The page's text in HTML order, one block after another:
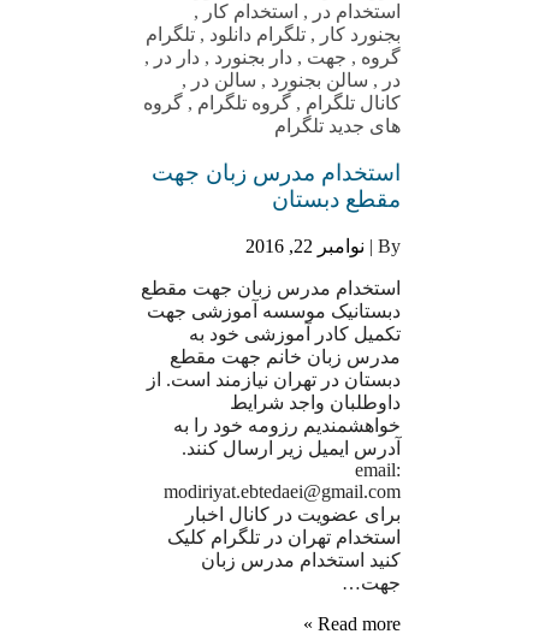
استخدام در , استخدام کار ,
بجنورد کار , تلگرام دانلود , تلگرام
گروه , جهت , دار بجنورد , دار در ,
در , سالن بجنورد , سالن در ,
کانال تلگرام , گروه تلگرام , گروه
های جدید تلگرام
استخدام مدرس زبان جهت
مقطع دبستان
By | نوامبر 22, 2016
استخدام مدرس زبان جهت مقطع
دبستانیک موسسه آموزشی جهت
تکمیل کادر آموزشی خود به
مدرس زبان خانم جهت مقطع
دبستان در تهران نیازمند است. از
داوطلبان واجد شرایط
خواهشمندیم رزومه خود را به
آدرس ایمیل زیر ارسال کنند.
email:
modiriyat.ebtedaei@gmail.com
برای عضویت در کانال اخبار
استخدام تهران در تلگرام کلیک
کنید استخدام مدرس زبان
جهت…
Read more »